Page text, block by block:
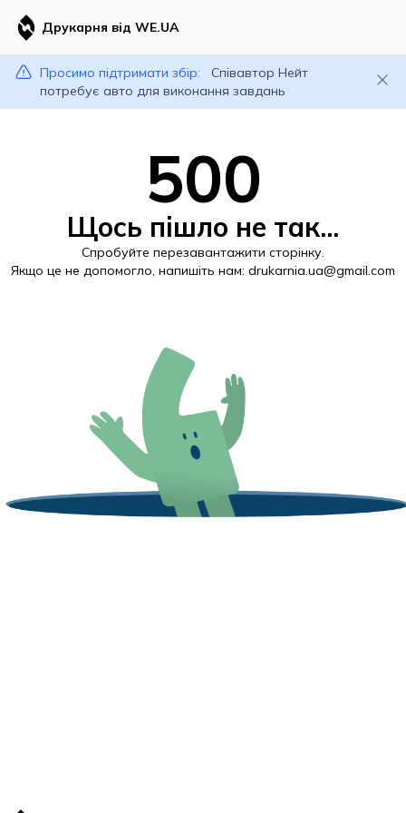
Друкарня від WE.UA
Просимо підтримати збір:
Співавтор Нейт
потребує авто для виконання завдань
500
Щось пішло не так...
Спробуйте перезавантажити сторінку.
Якщо це не допомогло, напишіть нам: drukarnia.ua@gmail.com